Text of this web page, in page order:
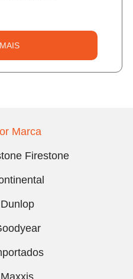
Marca
Firestone